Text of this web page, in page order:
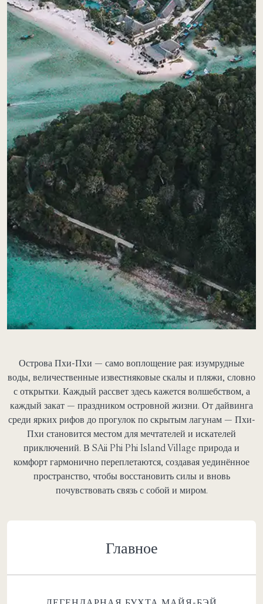
Острова Пхи-Пхи — само воплощение рая: изумрудные
воды, величественные известняковые скалы и пляжи, словно
с открытки. Каждый рассвет здесь кажется волшебством, а
каждый закат — праздником островной жизни. От дайвинга
среди ярких рифов до прогулок по скрытым лагунам — Пхи-
Пхи становится местом для мечтателей и искателей
приключений. В SAii Phi Phi Island Village природа и
комфорт гармонично переплетаются, создавая уединённое
пространство, чтобы восстановить силы и вновь
почувствовать связь с собой и миром.
Главное